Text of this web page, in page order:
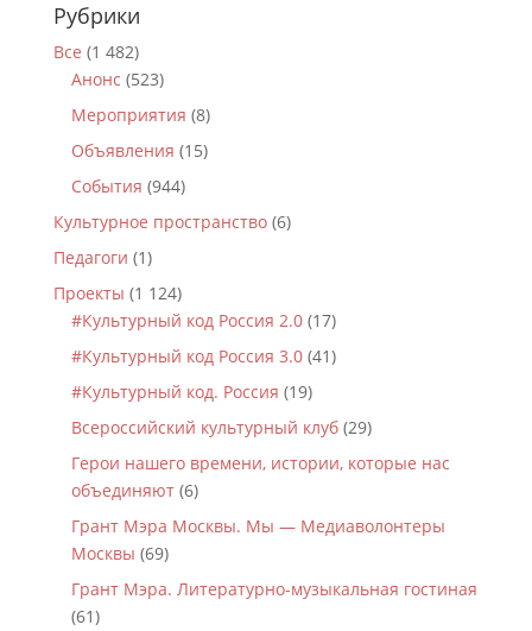
Рубрики
Все (1 482)
Анонс (523)
Мероприятия (8)
Объявления (15)
События (944)
Культурное пространство(6)
Педагоги (1)
Проекты (1 124)
#Культурный код Россия 2.0(17)
#Культурный код Россия 3.0(41)
#Культурный код. Россия (19)
Всероссийский культурный клуб(29)
Герои нашего времени, истории, которые нас
объединяют(6)
Грант Мэра Москвы. Мы — Медиаволонтеры
Москвы (69)
Грант Мэра. Литературно-музыкальная гостиная
(61)